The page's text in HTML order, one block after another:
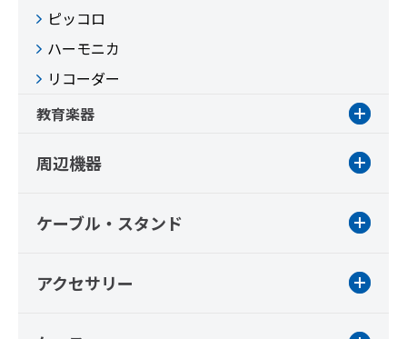
ピッコロ
ハーモニカ
リコーダー
教育楽器
周辺機器
ケーブル・スタンド
アクセサリー